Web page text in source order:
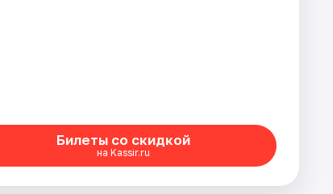
Билеты со скидкой
на Kassir.ru